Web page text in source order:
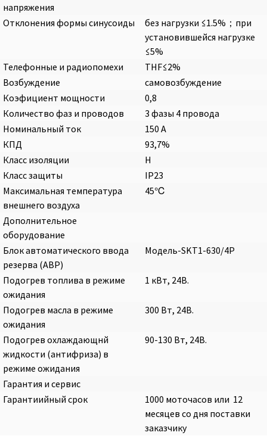
напряжения
Отклонения формы синусоиды
без нагрузки ≤1.5%；при
установившейся нагрузке
≤5%
Телефонные и радиопомехи
THF≤2%
Возбуждение
самовозбуждение
Коэфициент мощности
0,8
Количество фаз и проводов
3 фазы 4 провода
Номинальный ток
150 A
КПД
93,7%
Класс изоляции
H
Класс защиты
IP23
Максимальная температура
внешнего воздуха
45℃
Дополнительное
оборудование
Блок автоматического ввода
резерва (АВР)
Модель-SKT1-630/4P
Подогрев топлива в режиме
ожидания
1 кВт, 24В.
Подогрев масла в режиме
ожидания
300 Вт, 24В.
Подогрев охлаждающнй
жидкости (антифриза) в
режиме ожидания
90-130 Вт, 24В.
Гарантия и сервис
Гарантиийный срок
1000 моточасов или 12
месяцев со дня поставки
заказчику